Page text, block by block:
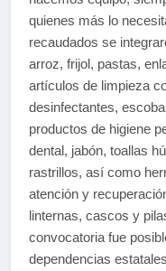
quienes más lo
recaudados se
arroz, frijol, pastas,
artículos de limpieza
desinfectantes,
productos de higiene
dental, jabón, toallas
rastrillos, así como
atención y
linternas, cascos y
convocatoria fue
dependencias